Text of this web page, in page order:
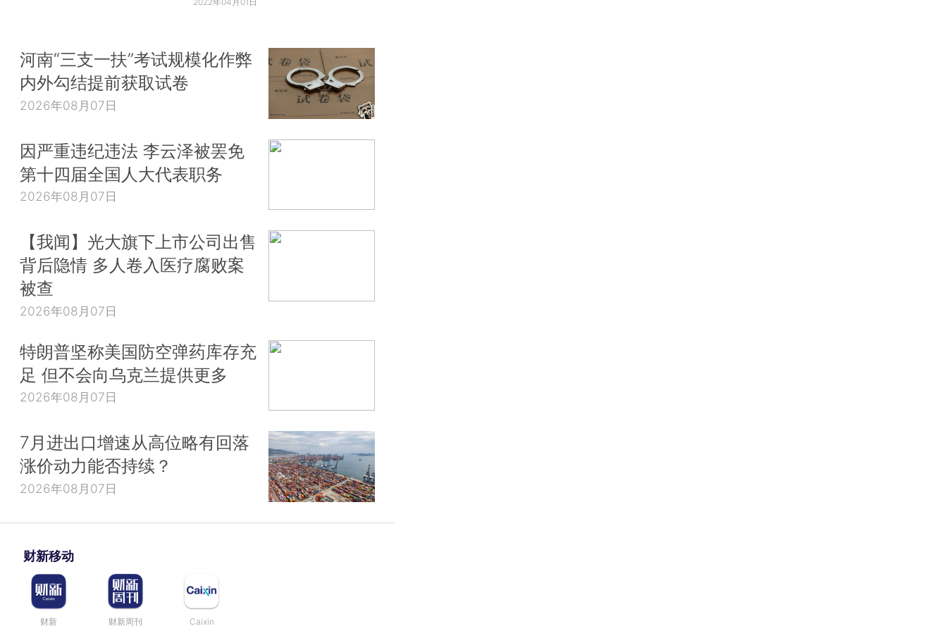
河南“三支一扶”考试规模化作弊
内外勾结提前获取试卷
2026年08月07日
因严重违纪违法 李云泽被罢免
第十四届全国人大代表职务
2026年08月07日
【我闻】光大旗下上市公司出售
背后隐情 多人卷入医疗腐败案
被查
2026年08月07日
特朗普坚称美国防空弹药库存充
足 但不会向乌克兰提供更多
2026年08月07日
7月进出口增速从高位略有回落
涨价动力能否持续？
2026年08月07日
财新移动
财新 财新周刊 Caixin